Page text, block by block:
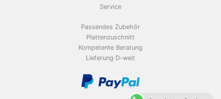
Service
Passendes Zubehör
Plattenzuschnitt
Kompetente Beratung
Lieferung D-weit